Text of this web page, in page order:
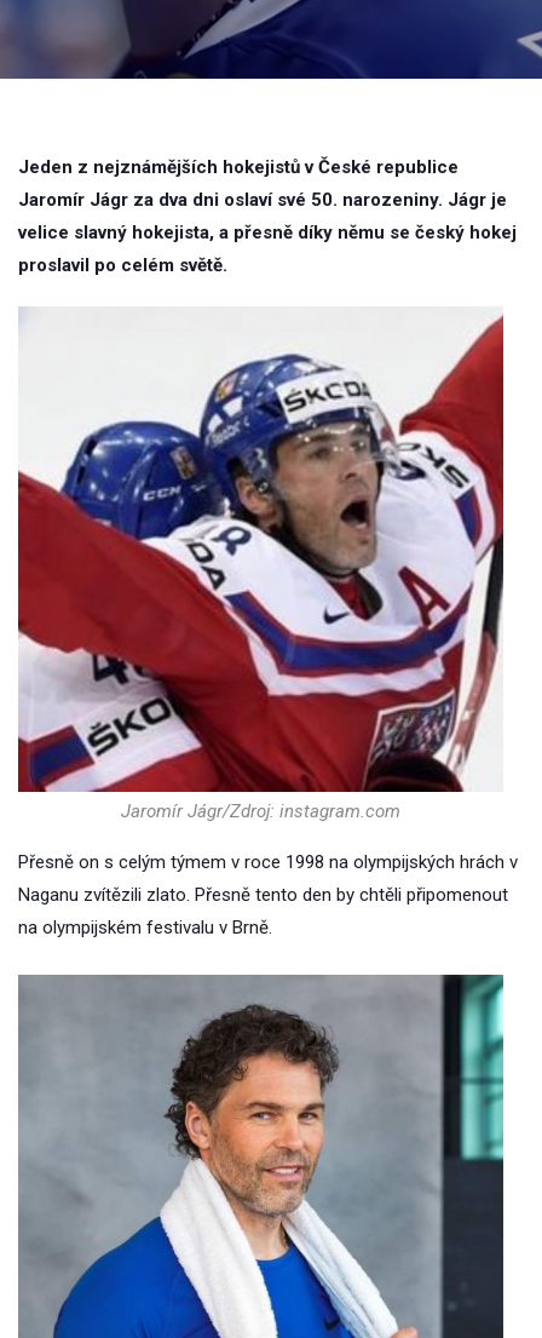
Jeden z nejznámějších hokejistů v České republice
Jaromír Jágr za dva dni oslaví své 50. narozeniny. Jágr je
velice slavný hokejista, a přesně díky němu se český hokej
proslavil po celém světě.
Jaromír Jágr/Zdroj: instagram.com
Přesně on s celým týmem v roce 1998 na olympijských hrách v
Naganu zvítězili zlato. Přesně tento den by chtěli připomenout
na olympijském festivalu v Brně.